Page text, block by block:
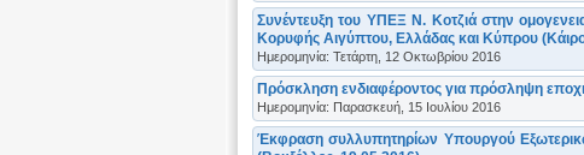
Συνέντευξη του ΥΠΕΞ Ν. Κοτζιά στην
Κορυφής Αιγύπτου, Ελλάδας και Κύπρου
Ημερομηνία: Τετάρτη, 12 Οκτωβρίου 2016
Πρόσκληση ενδιαφέροντος για πρόσληψη
Ημερομηνία: Παρασκευή, 15 Ιουλίου 2016
Έκφραση συλλυπητηρίων Υπουργού